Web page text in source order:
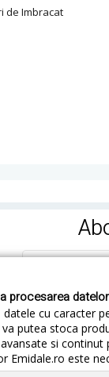
procesarea
cu caracter
putea stoca
si continut
Emidale.ro este
de Imbracat
Termeni si